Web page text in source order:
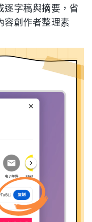
逐字稿與摘要，省
容創作者整理素